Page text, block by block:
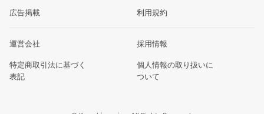
広告掲載 利用規約
運営会社 採用情報
特定商取引法に基づく
表記
個人情報の取り扱いに
ついて